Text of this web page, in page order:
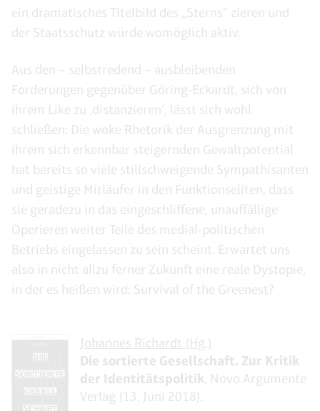
ein dramatisches Titelbild des „Sterns“ zieren und
der Staatsschutz würde womöglich aktiv.
Aus den – selbstredend – ausbleibenden
Forderungen gegenüber Göring-Eckardt, sich von
ihrem Like zu ‚distanzieren‘, lässt sich wohl
schließen: Die woke Rhetorik der Ausgrenzung mit
ihrem sich erkennbar steigernden Gewaltpotential
hat bereits so viele stillschweigende Sympathisanten
und geistige Mitläufer in den Funktionseliten, dass
sie geradezu in das eingeschliffene, unauffällige
Operieren weiter Teile des medial-politischen
Betriebs eingelassen zu sein scheint. Erwartet uns
also in nicht allzu ferner Zukunft eine reale Dystopie,
in der es heißen wird: Survival of the Greenest?
Johannes Richardt (Hg.)
Die sortierte Gesellschaft. Zur Kritik
der Identitätspolitik, Novo Argumente
Verlag (13. Juni 2018).